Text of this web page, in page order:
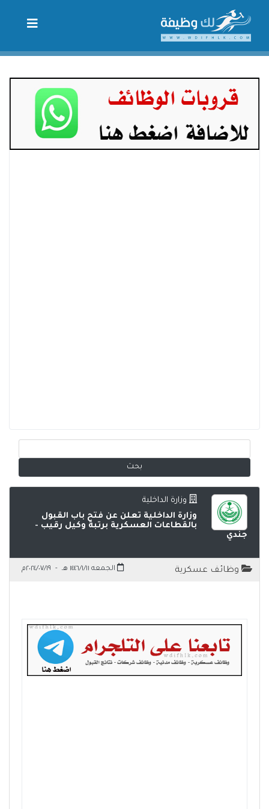
وزارة الداخلية
وزارة الداخلية تعلن عن فتح باب القبول
بالقطاعات العسكرية برتبة وكيل رقيب -
جندي
وظائف عسكرية الجمعه ١٤٤٦/١/١١ هـ - ٢٠٢٤/٠٧/١٩م